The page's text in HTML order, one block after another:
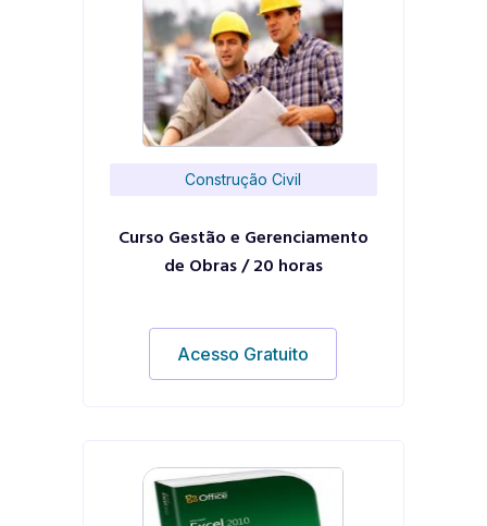
Construção Civil
Curso Gestão e Gerenciamento
de Obras / 20 horas
Acesso Gratuito